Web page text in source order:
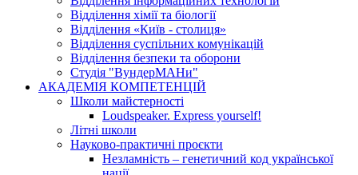
Відділення хімії та біології
Відділення «Київ - столиця»
Відділення суспільних комунікацій
Відділення безпеки та оборони
Студія "ВундерМАНи"
АКАДЕМІЯ КОМПЕТЕНЦІЙ
Школи майстерності
Loudspeaker. Express yourself!
Літні школи
Науково-практичні проєкти
Незламність – генетичний код української